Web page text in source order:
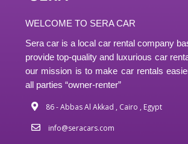
WELCOME TO SERA CAR
Sera car is a local car rental company
provide top-quality and luxurious car
our mission is to make car rentals
all parties “owner-renter”
86 - Abbas Al Akkad , Cairo , Egypt
info@seracars.com